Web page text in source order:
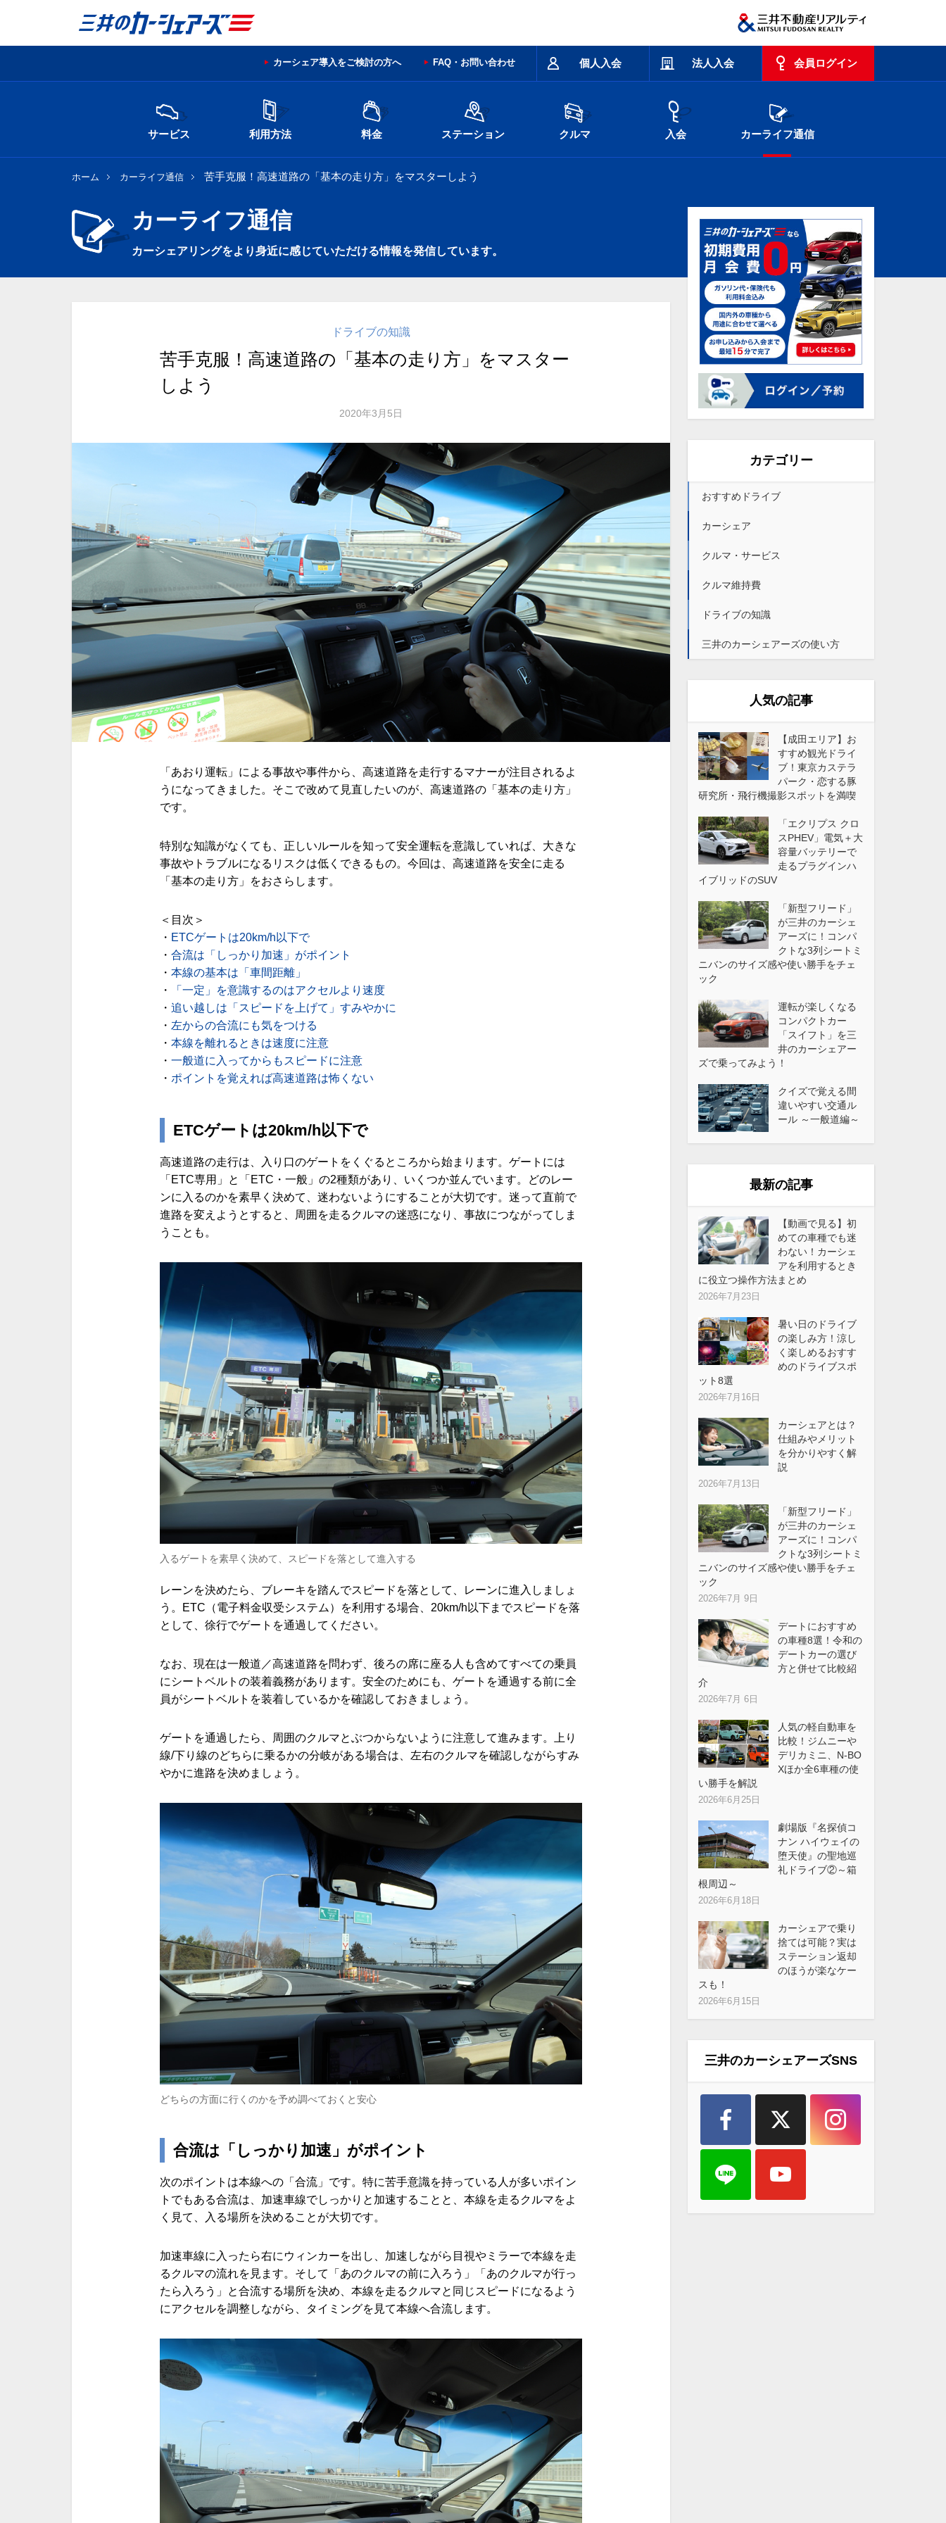
個人入会 法人入会 会員ログイン
カーシェア導入をご検討の方へ FAQ・お問い合わせ
サービス 利用方法 料金 ステーション クルマ 入会 カーライフ通信
ホーム カーライフ通信 苦手克服！高速道路の「基本の走り方」をマスターしよう
カーライフ通信
カーシェアリングをより身近に感じていただける情報を発信しています。
ドライブの知識
苦手克服！高速道路の「基本の走り方」をマスター
しよう
2020年3月5日
「あおり運転」による事故や事件から、高速道路を走行するマナーが注目されるよ
うになってきました。そこで改めて見直したいのが、高速道路の「基本の走り方」
です。
特別な知識がなくても、正しいルールを知って安全運転を意識していれば、大きな
事故やトラブルになるリスクは低くできるもの。今回は、高速道路を安全に走る
「基本の走り方」をおさらします。
＜目次＞
・ ETCゲートは20km/h以下で
・ 合流は「しっかり加速」がポイント
・ 本線の基本は「車間距離」
・
「一定」を意識するのはアクセルより速度
・ 追い越しは「スピードを上げて」すみやかに
・ 左からの合流にも気をつける
・ 本線を離れるときは速度に注意
・ 一般道に入ってからもスピードに注意
・ ポイントを覚えれば高速道路は怖くない
ETCゲートは20km/h以下で
高速道路の走行は、入り口のゲートをくぐるところから始まります。ゲートには
「ETC専用」と「ETC・一般」の2種類があり、いくつか並んでいます。どのレー
ンに入るのかを素早く決めて、迷わないようにすることが大切です。迷って直前で
進路を変えようとすると、周囲を走るクルマの迷惑になり、事故につながってしま
うことも。
入るゲートを素早く決めて、スピードを落として進入する
レーンを決めたら、ブレーキを踏んでスピードを落として、レーンに進入しましょ
う。ETC（電子料金収受システム）を利用する場合、20km/h以下までスピードを落
として、徐行でゲートを通過してください。
なお、現在は一般道／高速道路を問わず、後ろの席に座る人も含めてすべての乗員
にシートベルトの装着義務があります。安全のためにも、ゲートを通過する前に全
員がシートベルトを装着しているかを確認しておきましょう。
ゲートを通過したら、周囲のクルマとぶつからないように注意して進みます。上り
線/下り線のどちらに乗るかの分岐がある場合は、左右のクルマを確認しながらすみ
やかに進路を決めましょう。
どちらの方面に行くのかを予め調べておくと安心
合流は「しっかり加速」がポイント
次のポイントは本線への「合流」です。特に苦手意識を持っている人が多いポイン
トでもある合流は、加速車線でしっかりと加速することと、本線を走るクルマをよ
く見て、入る場所を決めることが大切です。
加速車線に入ったら右にウィンカーを出し、加速しながら目視やミラーで本線を走
るクルマの流れを見ます。そして「あのクルマの前に入ろう」「あのクルマが行っ
たら入ろう」と合流する場所を決め、本線を走るクルマと同じスピードになるよう
にアクセルを調整しながら、タイミングを見て本線へ合流します。
カテゴリー
おすすめドライブ
カーシェア
クルマ・サービス
クルマ維持費
ドライブの知識
三井のカーシェアーズの使い方
人気の記事
【成田エリア】お
すすめ観光ドライ
ブ！東京カステラ
パーク・恋する豚
研究所・飛行機撮影スポットを満喫
「エクリプス クロ
スPHEV」電気＋大
容量バッテリーで
走るプラグインハ
イブリッドのSUV
「新型フリード」
が三井のカーシェ
アーズに！コンパ
クトな3列シートミ
ニバンのサイズ感や使い勝手をチェ
ック
運転が楽しくなる
コンパクトカー
「スイフト」を三
井のカーシェアー
ズで乗ってみよう！
クイズで覚える間
違いやすい交通ル
ール ～一般道編～
最新の記事
【動画で見る】初
めての車種でも迷
わない！カーシェ
アを利用するとき
に役立つ操作方法まとめ
2026年7月23日
暑い日のドライブ
の楽しみ方！涼し
く楽しめるおすす
めのドライブスポ
ット8選
2026年7月16日
カーシェアとは？
仕組みやメリット
を分かりやすく解
説
2026年7月13日
「新型フリード」
が三井のカーシェ
アーズに！コンパ
クトな3列シートミ
ニバンのサイズ感や使い勝手をチェ
ック
2026年7月 9日
デートにおすすめ
の車種8選！令和の
デートカーの選び
方と併せて比較紹
介
2026年7月 6日
人気の軽自動車を
比較！ジムニーや
デリカミニ、N-BO
Xほか全6車種の使
い勝手を解説
2026年6月25日
劇場版『名探偵コ
ナン ハイウェイの
堕天使』の聖地巡
礼ドライブ②～箱
根周辺～
2026年6月18日
カーシェアで乗り
捨ては可能？実は
ステーション返却
のほうが楽なケー
スも！
2026年6月15日
三井のカーシェアーズSNS